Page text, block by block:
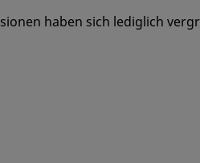
haben sich lediglich